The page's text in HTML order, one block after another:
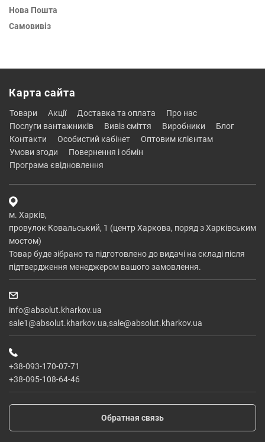
Нова Пошта
Самовивіз
Карта сайта
товари акції доставка та оплата
про нас
послуги вантажників
вивіз сміття виробники
блог
контакти
особистий кабінет
оптовим клієнтам
умови згоди
повернення і обмін
програма євідновлення
м. Харків,
провулок Ковальський, 1 (центр Харкова, поряд з Харківським
мостом)
Товар буде зібрано та підготовлено до видачі на складі після
підтвердження менеджером вашого замовлення.
info@absolut.kharkov.ua
sale1@absolut.kharkov.ua,sale@absolut.kharkov.ua
+38-093-170-07-71
+38-095-108-64-46
Обратная связь